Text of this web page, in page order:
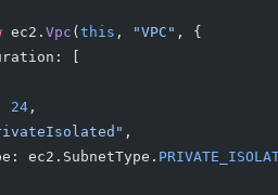
ec2. Vpc ( this , "VPC" , {
[
24,
,
ec2.SubnetType.